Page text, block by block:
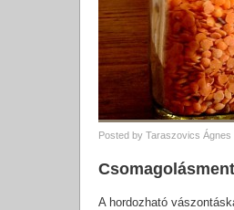
Posted by Taraszovics Ágnes
A hordozható